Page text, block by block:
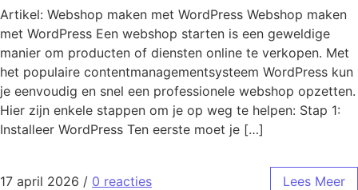
Artikel: Webshop maken met WordPress Webshop maken
met WordPress Een webshop starten is een geweldige
manier om producten of diensten online te verkopen. Met
het populaire contentmanagementsysteem WordPress kun
je eenvoudig en snel een professionele webshop opzetten.
Hier zijn enkele stappen om je op weg te helpen: Stap 1:
Installeer WordPress Ten eerste moet je […]
17 april 2026 / 0 reacties Lees Meer